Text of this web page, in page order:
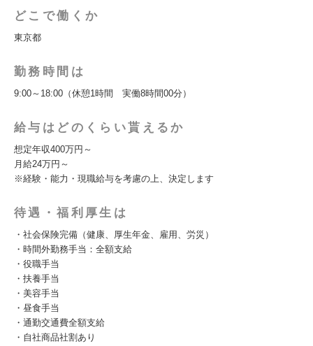
どこで働くか
東京都
勤務時間は
9:00～18:00（休憩1時間 実働8時間00分）
給与はどのくらい貰えるか
想定年収400万円～
月給24万円～
※経験・能力・現職給与を考慮の上、決定します
待遇・福利厚生は
・社会保険完備（健康、厚生年金、雇用、労災）
・時間外勤務手当：全額支給
・役職手当
・扶養手当
・美容手当
・昼食手当
・通勤交通費全額支給
・自社商品社割あり